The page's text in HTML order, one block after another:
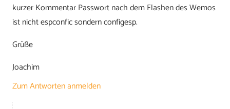
kurzer Kommentar Passwort nach dem Flashen des Wemos
ist nicht espconfic sondern configesp.
Grüße
Joachim
Zum Antworten anmelden